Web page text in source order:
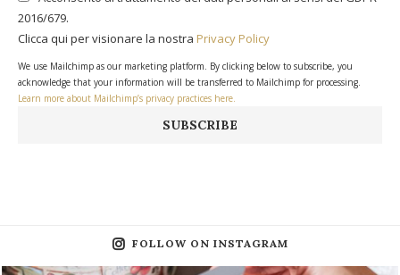
2016/679.
Clicca qui per visionare la nostra Privacy Policy
We use Mailchimp as our marketing platform. By clicking below to subscribe, you
acknowledge that your information will be transferred to Mailchimp for processing.
Learn more about Mailchimp’s privacy practices here.
FOLLOW ON INSTAGRAM